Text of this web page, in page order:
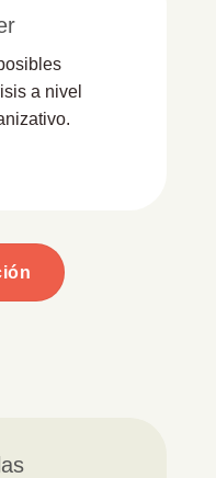
a nivel